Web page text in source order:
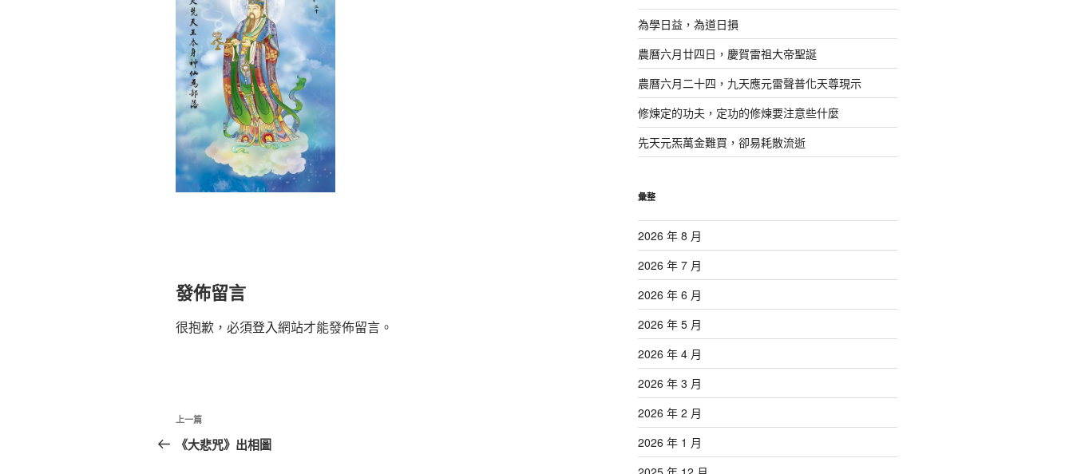
發佈留言
很抱歉，必須登入網站才能發佈留言。
文
章
上
一
上一篇
《大悲咒》出相圖
為學日益，為道日損
農曆六月廿四日，慶賀雷祖大帝聖誕
農曆六月二十四，九天應元雷聲普化天尊現示
修煉定的功夫，定功的修煉要注意些什麼
先天元炁萬金難買，卻易耗散流逝
彙整
2026 年 8 月
2026 年 7 月
2026 年 6 月
2026 年 5 月
2026 年 4 月
2026 年 3 月
2026 年 2 月
2026 年 1 月